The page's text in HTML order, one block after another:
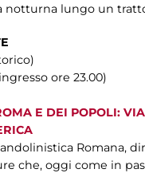
notturna lungo un
ore 23.00)
E DEI POPOLI:
Romana,
che, oggi come in